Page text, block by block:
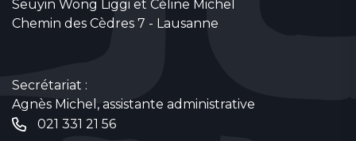
Seuyin Wong Liggi et Céline Michel
Chemin des Cèdres 7 - Lausanne
Secrétariat :
Agnès Michel, assistante administrative
021 331 21 56